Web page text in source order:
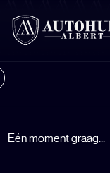
Eén moment graag...